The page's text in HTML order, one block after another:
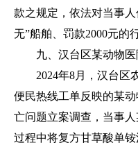
款之规定，依法对当事
无”船舶、罚款2000元的
九、汉台区某动物
2024年8月，汉台区
便民热线工单反映的某
亡问题立案调查，当事
过程中将复方甘草酸单铵